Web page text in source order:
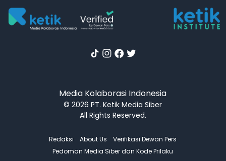
Media Kolaborasi Indonesia
© 2026 PT. Ketik Media Siber
All Rights Reserved.
Redaksi About Us
Verifikasi Dewan Pers
Pedoman Media Siber dan Kode Prilaku